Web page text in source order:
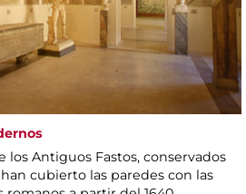
Antiguos Fastos, conservados
cubierto las paredes con las